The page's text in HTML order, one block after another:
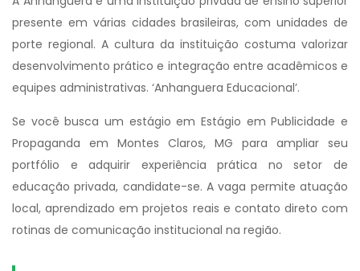
presente em várias cidades brasileiras, com unidades de
porte regional. A cultura da instituição costuma valorizar
desenvolvimento prático e integração entre acadêmicos e
equipes administrativas. ‘Anhanguera Educacional’.
Se você busca um estágio em Estágio em Publicidade e
Propaganda em Montes Claros, MG para ampliar seu
portfólio e adquirir experiência prática no setor de
educação privada, candidate-se. A vaga permite atuação
local, aprendizado em projetos reais e contato direto com
rotinas de comunicação institucional na região.